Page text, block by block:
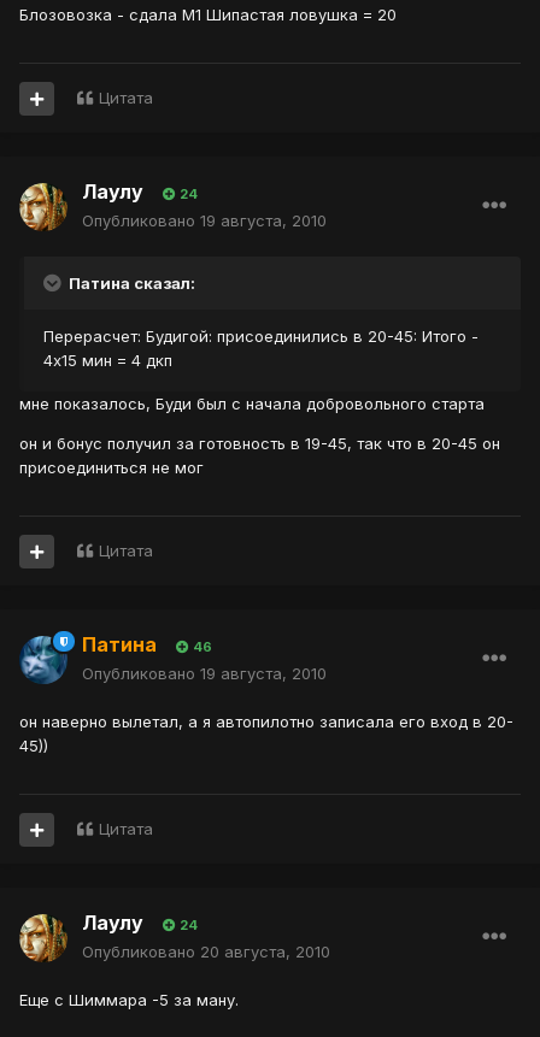
Блозовозка - сдала М1 Шипастая ловушка = 20
Цитата
Лаулу 24
Опубликовано 19 августа, 2010
Патина сказал:
Перерасчет: Будигой: присоединились в 20-45: Итого -
4х15 мин = 4 дкп
мне показалось, Буди был с начала добровольного старта
он и бонус получил за готовность в 19-45, так что в 20-45 он
присоединиться не мог
Цитата
Патина 46
Опубликовано 19 августа, 2010
он наверно вылетал, а я автопилотно записала его вход в 20-
45))
Цитата
Лаулу 24
Опубликовано 20 августа, 2010
Еще с Шиммара -5 за ману.